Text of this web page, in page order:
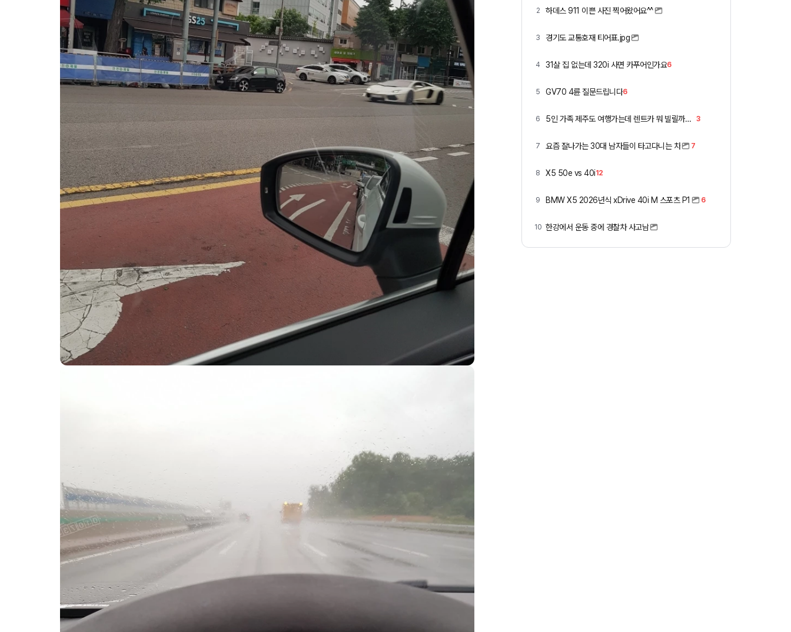
2 하데스 911 이쁜 사진 찍어왔어요^^
3 경기도 교통호재 티어표.jpg
4 31살 집 없는데 320i 사면 카푸어인가요6
5 GV70 4륜 질문드립니다6
6 5인 가족 제주도 여행가는데 렌트카 뭐 빌릴까요 ㅎ 3
7 요즘 잘나가는 30대 남자들이 타고다니는 차 7
8 X5 50e vs 40i12
9 BMW X5 2026년식 xDrive 40i M 스포츠 P1 6
10 한강에서 운동 중에 경찰차 사고남